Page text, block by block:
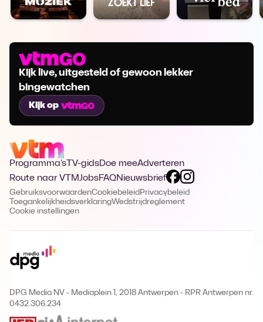
Kijk live, uitgesteld of gewoon lekker
bingewatchen
Kijk op
Programma'sTV-gidsDoe meeAdverteren
Route naar VTMJobsFAQNieuwsbrief
GebruiksvoorwaardenCookiebeleid Privacybeleid
ToegankelijkheidsverklaringWedstrijdreglement
Cookie instellingen
DPG Media NV - Mediaplein 1, 2018 Antwerpen - RPR Antwerpen nr.
0432.306.234